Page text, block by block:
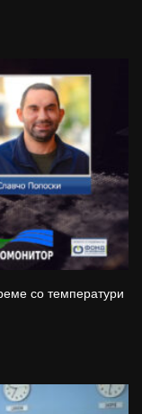
со температури